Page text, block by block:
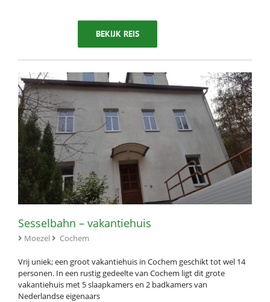
BEKIJK REIS
Sesselbahn – vakantiehuis
Moezel Cochem
Vrij uniek; een groot vakantiehuis in Cochem geschikt tot wel 14
personen. In een rustig gedeelte van Cochem ligt dit grote
vakantiehuis met 5 slaapkamers en 2 badkamers van
Nederlandse eigenaars